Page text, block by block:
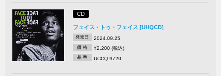
CD
フェイス・トゥ・フェイス [UHQCD]
発売日 2024.09.25
価 格 ¥2,200 (税込)
品 番 UCCQ-9720